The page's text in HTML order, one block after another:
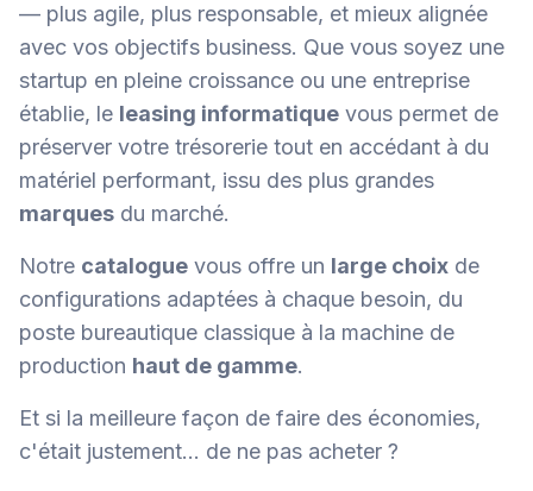
— plus agile, plus responsable, et mieux alignée
avec vos objectifs business. Que vous soyez une
startup en pleine croissance ou une entreprise
établie, le leasing informatique vous permet de
préserver votre trésorerie tout en accédant à du
matériel performant, issu des plus grandes
marques du marché.
Notre catalogue vous offre un large choix de
configurations adaptées à chaque besoin, du
poste bureautique classique à la machine de
production haut de gamme.
Et si la meilleure façon de faire des économies,
c'était justement… de ne pas acheter ?